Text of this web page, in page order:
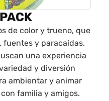
de color y trueno, que
fuentes y paracaídas.
una experiencia
y diversión
ambientar y animar
familia y amigos.